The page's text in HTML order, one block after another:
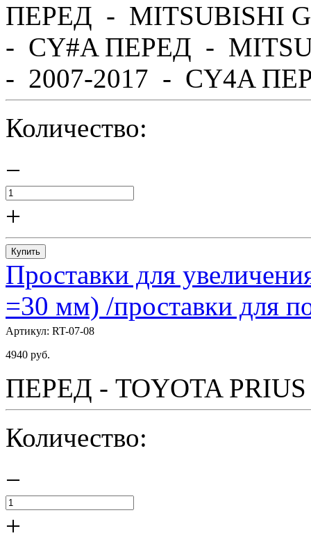
ПЕРЕД - MITSUBISHI
- CY#A ПЕРЕД -
- 2007-2017 - CY4A
Количество:
−
+
Купить
Проставки для
=30 мм) /проставки для
Артикул: RT-07-08
4940 руб.
ПЕРЕД - TOYOTA PRIUS
Количество:
−
+